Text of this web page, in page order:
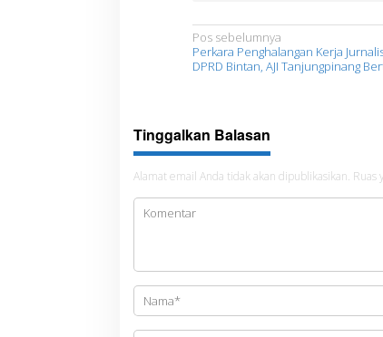
N
a
g
a
s
i
o
s
Pos sebelumnya
Perkara Penghalangan Kerja
DPRD Bintan, AJI Tanjungpinang
Tinggalkan Balasan
Alamat email Anda tidak akan dipublikasikan. Ruas